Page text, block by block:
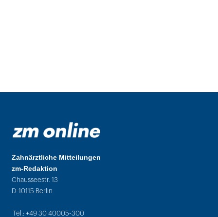
Zahnärztliche Mitteilungen
zm-Redaktion
Chausseestr. 13
D-10115 Berlin
Tel.: +49 30 40005-300